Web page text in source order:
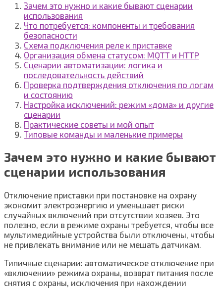
Зачем это нужно и какие бывают сценарии
использования
Что потребуется: компоненты и требования
безопасности
Схема подключения реле к приставке
Организация обмена статусом: MQTT и HTTP
Сценарии автоматизации: логика и
последовательность действий
Проверка подтверждения отключения по логам
и состоянию
Настройка исключений: режим «дома» и другие
сценарии
Практические советы и мой опыт
Типовые команды и маленькие примеры
Зачем это нужно и какие бывают
сценарии использования
Отключение приставки при постановке на охрану
экономит электроэнергию и уменьшает риски
случайных включений при отсутствии хозяев. Это
полезно, если в режиме охраны требуется, чтобы все
мультимедийные устройства были отключены, чтобы
не привлекать внимание или не мешать датчикам.
Типичные сценарии: автоматическое отключение при
«включении» режима охраны, возврат питания после
снятия с охраны, исключения при нахождении